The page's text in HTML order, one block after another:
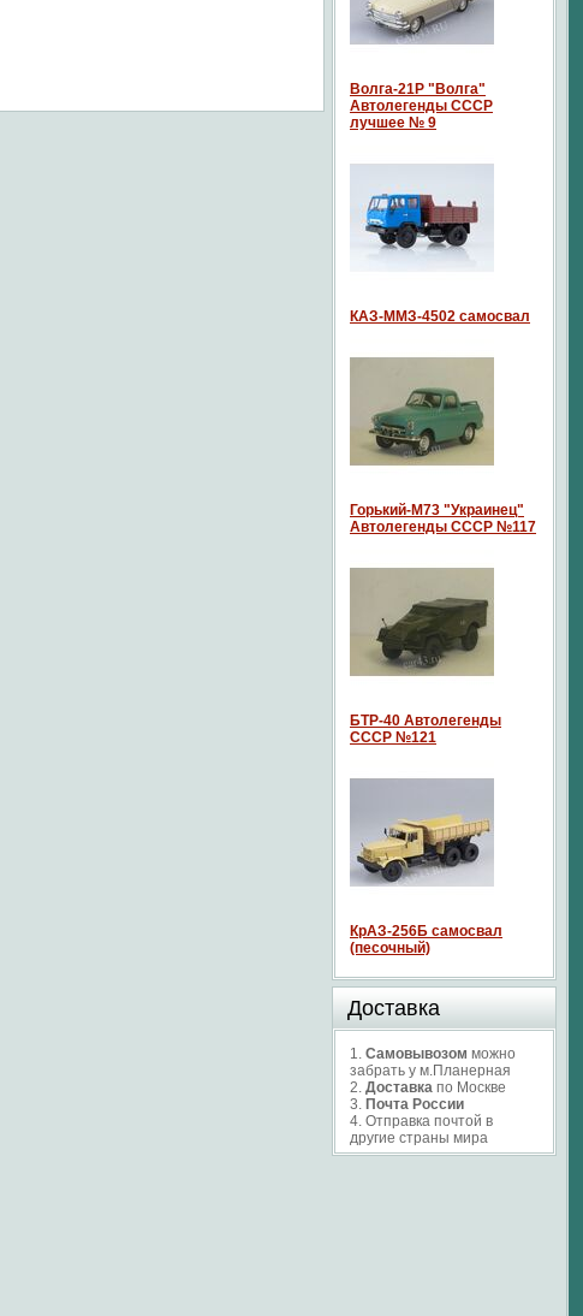
Волга-21P "Волга"
Автолегенды СССР
лучшее № 9
КАЗ-ММЗ-4502 самосвал
Горький-М73 "Украинец"
Автолегенды СССР №117
БТР-40 Автолегенды
СССР №121
КрАЗ-256Б самосвал
(песочный)
Доставка
1. Самовывозом можно
забрать у м.Планерная
2. Доставка по Москве
3. Почта России
4. Отправка почтой в
другие страны мира